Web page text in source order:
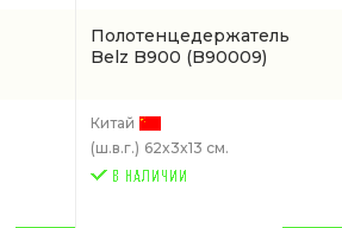
Полотенцедержатель
Belz B900 (B90009)
Китай
(ш.в.г.) 62x3x13 см.